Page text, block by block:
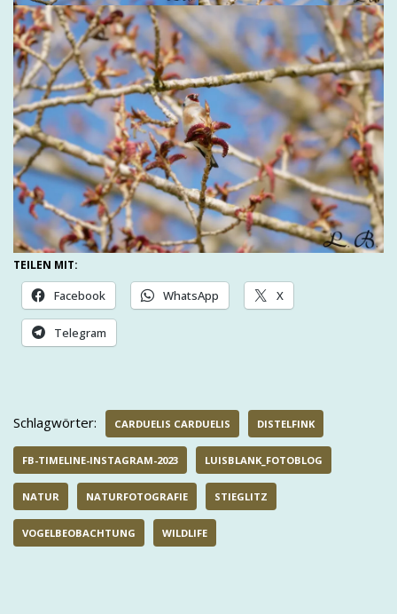
TEILEN MIT:
Facebook WhatsApp X
Telegram
Schlagwörter: CARDUELIS CARDUELIS DISTELFINK
FB-TIMELINE-INSTAGRAM-2023 LUISBLANK_FOTOBLOG
NATUR NATURFOTOGRAFIE STIEGLITZ
VOGELBEOBACHTUNG WILDLIFE